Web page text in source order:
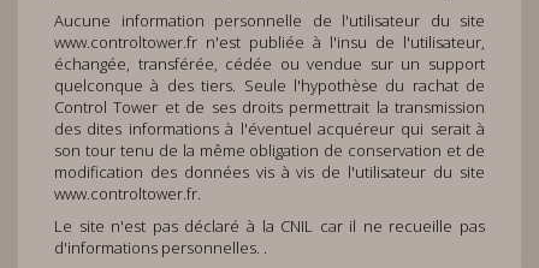
Aucune information personnelle de l'utilisateur du site
www.controltower.fr n'est publiée à l'insu de l'utilisateur,
échangée, transférée, cédée ou vendue sur un support
quelconque à des tiers. Seule l'hypothèse du rachat de
Control Tower et de ses droits permettrait la transmission
des dites informations à l'éventuel acquéreur qui serait à
son tour tenu de la même obligation de conservation et de
modification des données vis à vis de l'utilisateur du site
www.controltower.fr.
Le site n'est pas déclaré à la CNIL car il ne recueille pas
d'informations personnelles. .